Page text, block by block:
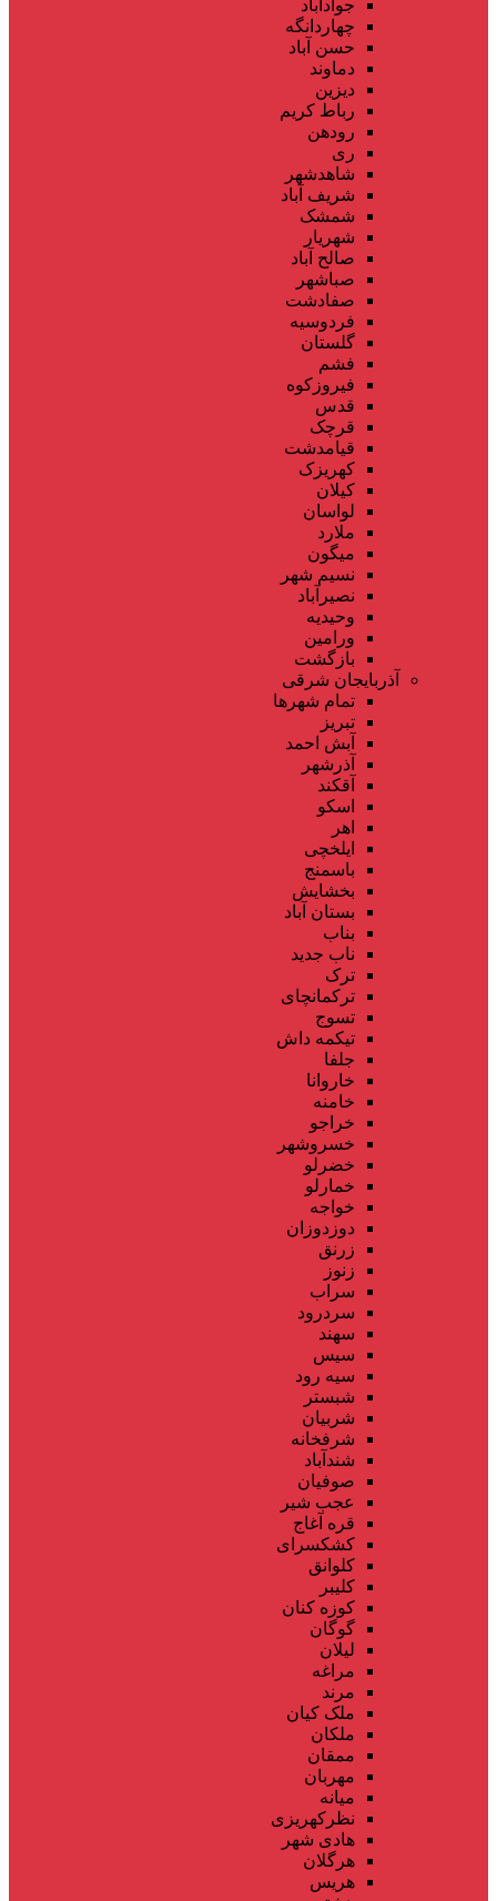
جوادآباد
چهاردانگه
حسن آباد
دماوند
دیزین
رباط کریم
رودهن
ری
شاهدشهر
شریف آباد
شمشک
شهریار
صالح آباد
صباشهر
صفادشت
فردوسیه
گلستان
فشم
فیروزکوه
قدس
قرچک
قیامدشت
کهریزک
کیلان
لواسان
ملارد
میگون
نسیم شهر
نصیرآباد
وحیدیه
ورامین
بازگشت
آذربایجان شرقی
تمام شهر‌ها
تبریز
آبش احمد
آذرشهر
آقکند
اسکو
اهر
ایلخچی
باسمنج
بخشایش
بستان آباد
بناب
ناب جدید
ترک
ترکمانچای
تسوج
تیکمه داش
جلفا
خاروانا
خامنه
خراجو
خسروشهر
خضرلو
خمارلو
خواجه
دوزدوزان
زرنق
زنوز
سراب
سردرود
سهند
سیس
سیه رود
شبستر
شربیان
شرفخانه
شندآباد
صوفیان
عجب شیر
قره آغاج
کشکسرای
کلوانق
کلیبر
کوزه کنان
گوگان
لیلان
مراغه
مرند
ملک کیان
ملکان
ممقان
مهربان
میانه
نظرکهریزی
هادی شهر
هرگلان
هریس